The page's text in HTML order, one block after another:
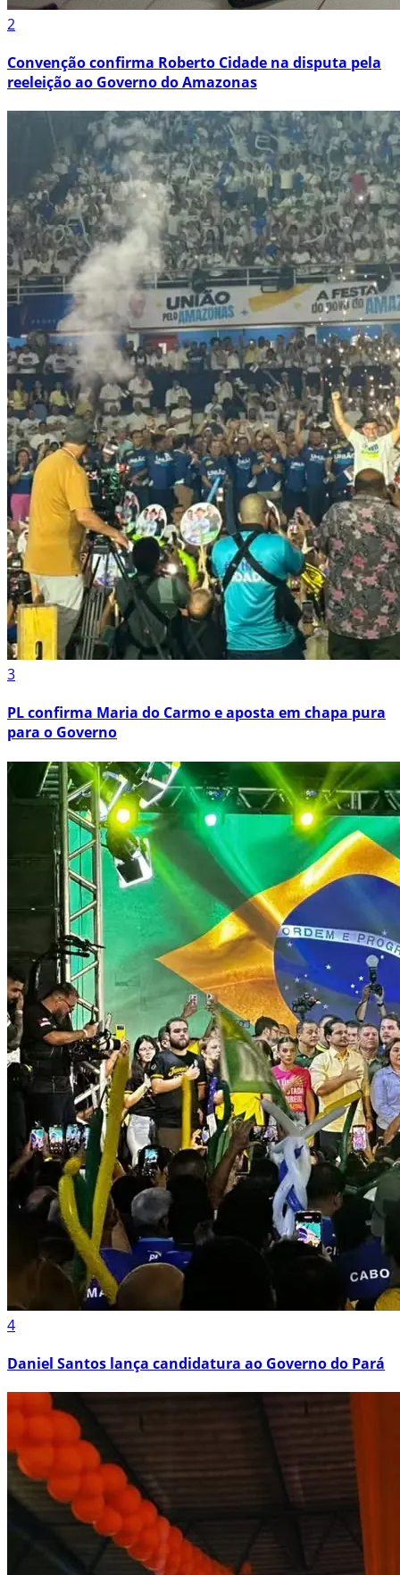
2
Convenção confirma Roberto Cidade na disputa pela
reeleição ao Governo do Amazonas
3
PL confirma Maria do Carmo e aposta em chapa pura
para o Governo
4
Daniel Santos lança candidatura ao Governo do Pará